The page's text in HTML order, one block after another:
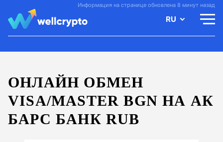
Информация на странице обновлена 8 минут назад
RU
ОНЛАЙН ОБМЕН
VISA/MASTER BGN НА АК
БАРС БАНК RUB